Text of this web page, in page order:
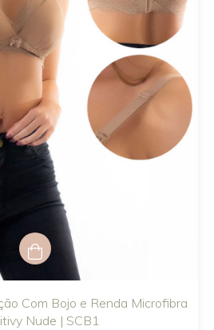
Com Bojo e Renda Microfibra
Nude | SCB1